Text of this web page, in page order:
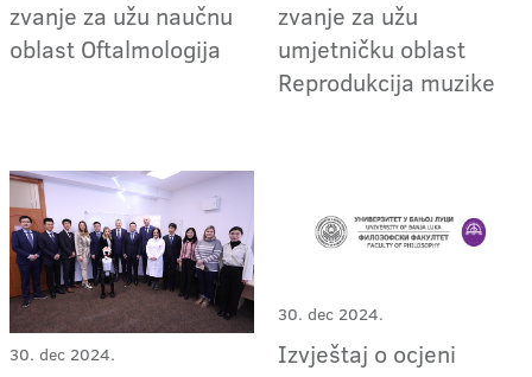
zvanje za užu naučnu
oblast Oftalmologija
zvanje za užu
umjetničku oblast
Reprodukcija muzike
30. dec 2024.
30. dec 2024.
Izvještaj o ocjeni